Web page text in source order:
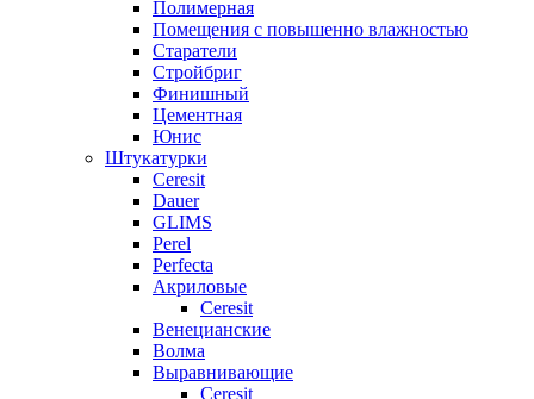
Полимерная
Помещения с повышенно влажностью
Старатели
Стройбриг
Финишный
Цементная
Юнис
Штукатурки
Ceresit
Dauer
GLIMS
Perel
Perfecta
Акриловые
Ceresit
Венецианские
Волма
Выравнивающие
Ceresit